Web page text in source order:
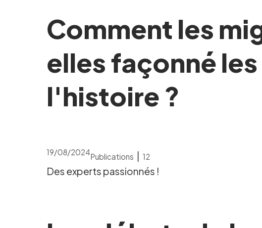
Comment les
elles façonné
l'histoire ?
19/08/2024Publications |12
Des experts passionnés !